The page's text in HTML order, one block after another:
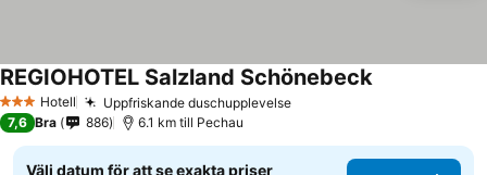
3 StjärnorHotell Uppfriskande duschupplevelseSe priser
REGIOHOTEL Salzland SchönebeckSe priser
7,6 Bra 886 6.1 km till Pechau
Välj datum för att se exakta priser